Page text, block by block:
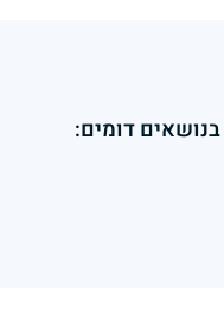
בנושאים דומים: